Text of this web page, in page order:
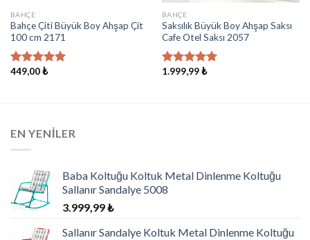
BAHÇE
Bahçe Çiti Büyük Boy Ahşap Çit
100 cm 2171
5 üzerinden
449,00₺
BAHÇE
Saksılık Büyük Boy Ahşap Saksı
Cafe Otel Saksı 2057
5 üzerinden
1.999,99₺
EN YENILER
Baba Koltuğu Koltuk Metal Dinlenme Koltuğu
Sallanır Sandalye 5008
3.999,99₺
Sallanır Sandalye Koltuk Metal Dinlenme Koltuğu